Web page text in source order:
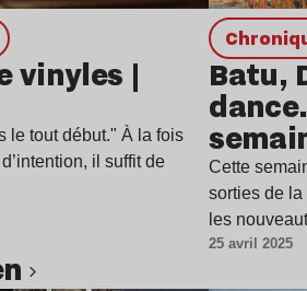
vinyles |
le tout début." À la fois
il suffit de
Batu,
Cette
sorties de
les
25 avril 2025